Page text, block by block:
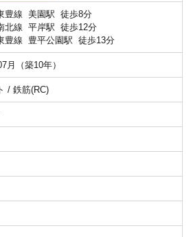
豊線 美園駅 徒歩8分
北線 平岸駅 徒歩12分
豊線
豊平公園駅 徒歩13分
月（築10年）
/ 鉄筋(RC)